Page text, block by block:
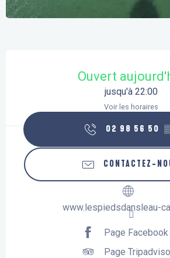
Ouvert
jusqu'à 22:00
Voir les horaires
02 98 56 50
CONTACTEZ-
www.lespiedsdansleau-
Page Facebook
Page